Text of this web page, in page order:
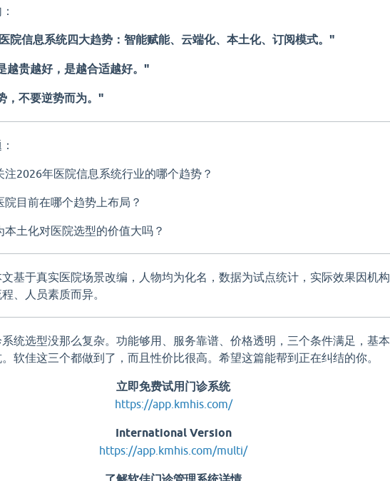
院信息系统四大趋势：智能赋能、云端化、本土化、订阅模式。"
越贵越好，是越合适越好。"
，不要逆势而为。"
注2026年医院信息系统行业的哪个趋势？
院目前在哪个趋势上布局？
本土化对医院选型的价值大吗？
基于真实医院场景改编，人物均为化名，数据为试点统计，实际效果因机构
、人员素质而异。
统选型没那么复杂。功能够用、服务靠谱、价格透明，三个条件满足，基本
软佳这三个都做到了，而且性价比很高。希望这篇能帮到正在纠结的你。
立即免费试用门诊系统
https://app.kmhis.com/
International Version
https://app.kmhis.com/multi/